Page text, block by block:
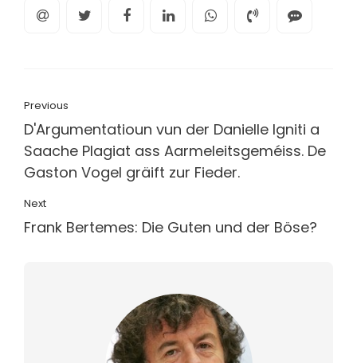
Previous
D'Argumentatioun vun der Danielle Igniti a
Saache Plagiat ass Aarmeleitsgeméiss. De
Gaston Vogel gräift zur Fieder.
Next
Frank Bertemes: Die Guten und der Böse?